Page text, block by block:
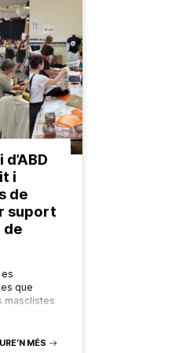
i
de
suport
de
que
masclistes
MÉS